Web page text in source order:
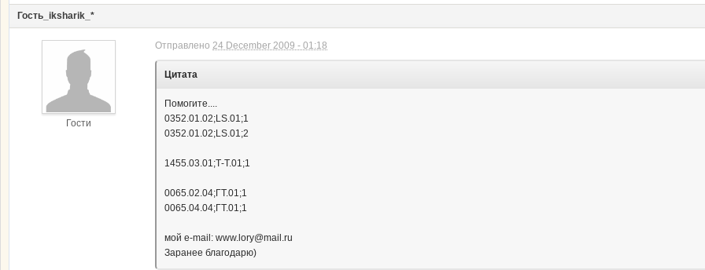
Гость_iksharik_*
Гости
Отправлено 24 December 2009 - 01:18
Цитата
Помогите....
0352.01.02;LS.01;1
0352.01.02;LS.01;2
1455.03.01;Т-Т.01;1
0065.02.04;ГТ.01;1
0065.04.04;ГТ.01;1
мой e-mail: www.lory@mail.ru
Заранее благодарю)